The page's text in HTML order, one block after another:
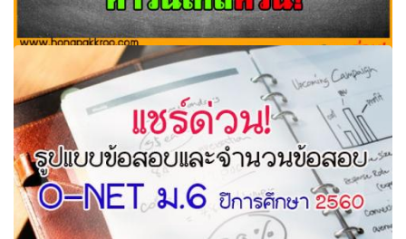
มหาศาล ข้อสอบ ป.4 ข้อสอบมาตรฐานพร้อมเฉลย ดาวน์โหล
ด่วน!